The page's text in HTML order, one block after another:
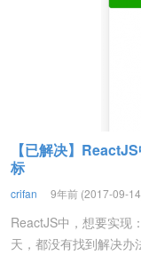
【已解决】
标
crifan 9年前 (2017-09-
ReactJS中，想要实现
天，都没有找到解决